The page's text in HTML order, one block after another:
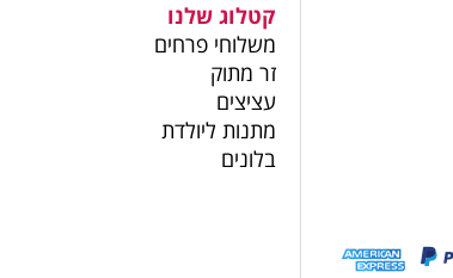
קטלוג שלנו
משלוחי פרחים
זר מתוק
עציצים
מתנות ליולדת
בלונים